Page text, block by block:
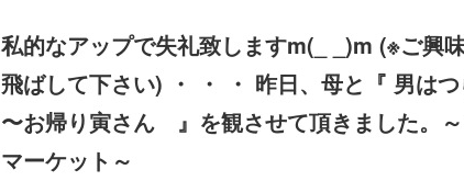
私的なアップで失礼致しますm(_ _)m (※ご興
飛ばして下さい) ・ ・ ・ 昨日、母と『 男はつ
〜お帰り寅さん 』を観させて頂きました。
マーケット～